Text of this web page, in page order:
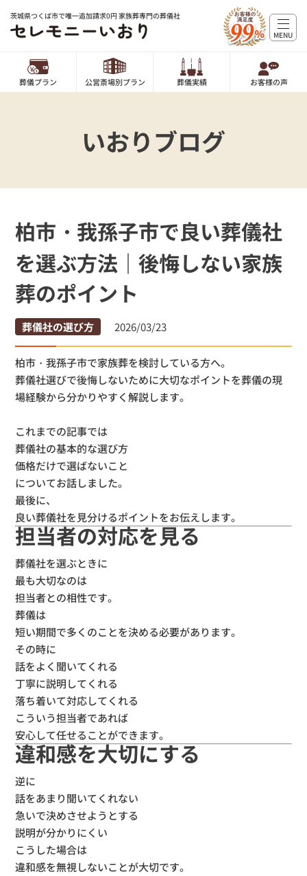
茨城県つくば市で唯一追加請求0円 家族葬専門の葬儀社
葬儀プラン 公営斎場別プラン 葬儀実績 お客様の声
MENU
いおりブログ
柏市・我孫子市で良い葬儀社
を選ぶ方法｜後悔しない家族
葬のポイント
葬儀社の選び方 2026/03/23
柏市・我孫子市で家族葬を検討している方へ。
葬儀社選びで後悔しないために大切なポイントを葬儀の現
場経験から分かりやすく解説します。
これまでの記事では
葬儀社の基本的な選び方
価格だけで選ばないこと
についてお話しました。
最後に、
良い葬儀社を見分けるポイントをお伝えします。
担当者の対応を見る
葬儀社を選ぶときに
最も大切なのは
担当者との相性です。
葬儀は
短い期間で多くのことを決める必要があります。
その時に
話をよく聞いてくれる
丁寧に説明してくれる
落ち着いて対応してくれる
こういう担当者であれば
安心して任せることができます。
違和感を大切にする
逆に
話をあまり聞いてくれない
急いで決めさせようとする
説明が分かりにくい
こうした場合は
違和感を無視しないことが大切です。